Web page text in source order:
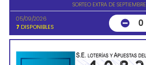
SORTEO EXTRA DE SEPTIEMBRE
05/09/2026
7 DISPONIBLES 0